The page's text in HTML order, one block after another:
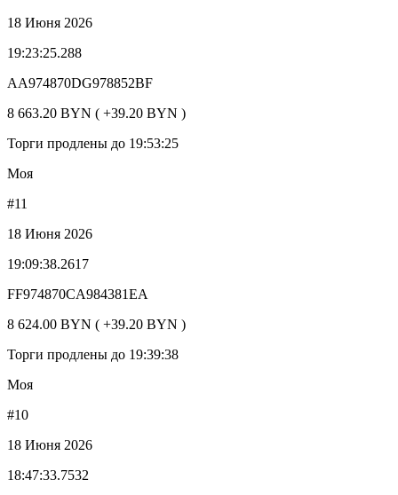
18 Июня 2026
19:23:25.288
AA974870DG978852BF
8 663.20 BYN ( +39.20 BYN )
Торги продлены до 19:53:25
Моя
#11
18 Июня 2026
19:09:38.2617
FF974870CA984381EA
8 624.00 BYN ( +39.20 BYN )
Торги продлены до 19:39:38
Моя
#10
18 Июня 2026
18:47:33.7532